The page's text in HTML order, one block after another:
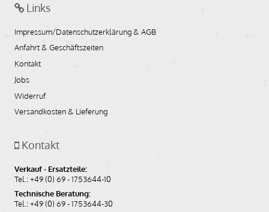
Links
Impressum/Datenschutzerklärung & AGB
Anfahrt & Geschäftszeiten
Kontakt
Jobs
Widerruf
Versandkosten & Lieferung
Kontakt
Verkauf - Ersatzteile:
Tel.: +49 (0) 69 - 1753644-10
Technische Beratung:
Tel.: +49 (0) 69 - 1753644-30